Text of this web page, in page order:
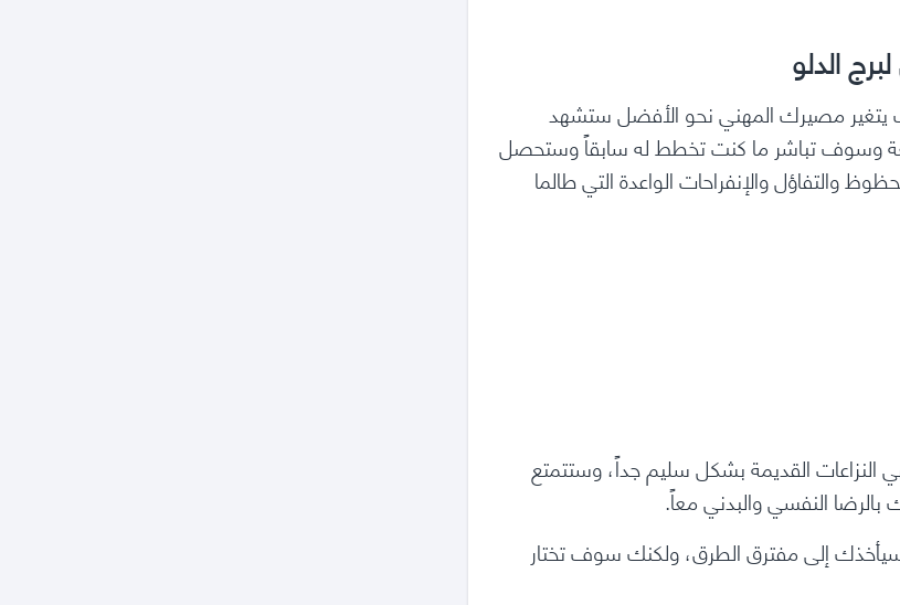
الدلو
مصيرك المهني نحو الأفضل ستشهد
وسوف تباشر ما كنت تخطط له سابقاً وستحصل
والتفاؤل والإنفراحات الواعدة التي طالما
القديمة بشكل سليم جداً، وستتمتع
النفسي والبدني معاً.
إلى مفترق الطرق، ولكنك سوف تختار